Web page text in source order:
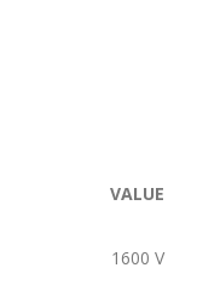
VALUE
1600 V